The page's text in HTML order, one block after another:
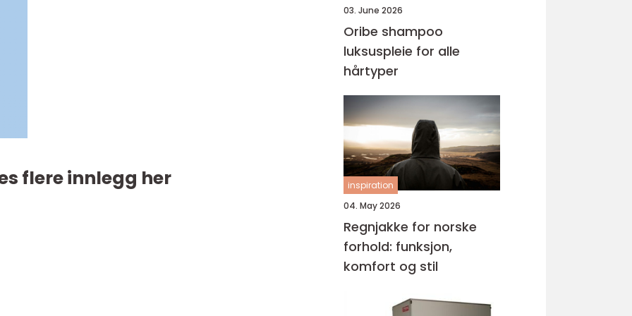
flere innlegg her
03. June 2026
Oribe shampoo
luksuspleie for alle
hårtyper
inspiration
04. May 2026
Regnjakke for norske
forhold: funksjon,
komfort og stil